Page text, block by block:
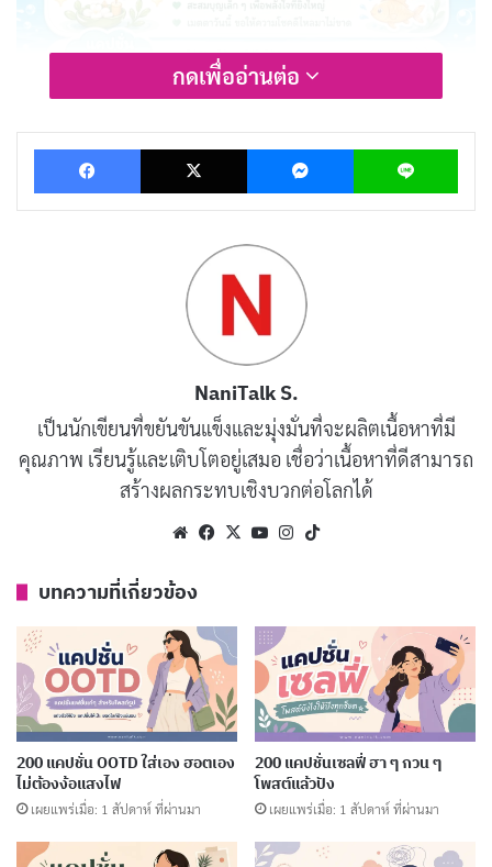
ไอเดียแคปชั่นปล่อยปลา 2569
ปล่อยเคราะห์ รับบุญ
เปิดทางชีวิต ทำบุญปล่อยปลา คัดลอก
น้ำไหล บุญมา ทุกวัน
ปลาอิสระ ใจเบา บุญเต็ม คัดลอก
วันนี้ทำบุญ พรุ่งนี้รับผล คัดลอก
ปล่อยปลา ต่อลมหายใจให้สิ่งมีชีวิต คัดลอก
บุญที่ทำด้วยใจ จะอยู่กับเราตลอดไป คัดลอก
กดเพื่ออ่านต่อ
Facebook X Messenger Line
NaniTalk S.
เป็นนักเขียนที่ขยันขันแข็งและมุ่งมั่นที่จะผลิตเนื้อหาที่มี
คุณภาพ เรียนรู้และเติบโตอยู่เสมอ เชื่อว่าเนื้อหาที่ดีสามารถ
สร้างผลกระทบเชิงบวกต่อโลกได้
WebsiteFacebook
X YouTubeInstagram
บทความที่เกี่ยวข้อง
200 แคปชั่น OOTD ใส่เอง ฮอตเอง
ไม่ต้องง้อแสงไฟ
เผยแพร่เมื่อ: 1 สัปดาห์ ที่ผ่านมา
200 แคปชั่นเซลฟี่ ฮา ๆ กวน ๆ
โพสต์แล้วปัง
เผยแพร่เมื่อ: 1 สัปดาห์ ที่ผ่านมา